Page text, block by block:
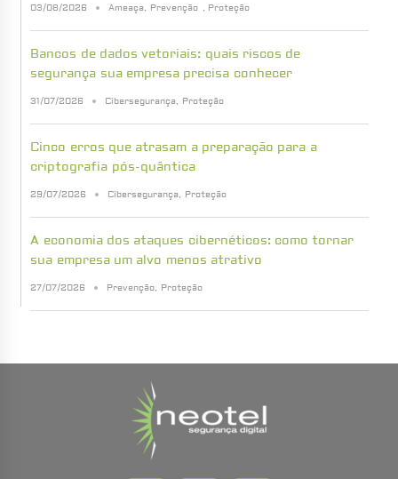
03/08/2026 Ameaça, Prevenção , Proteção
Bancos de dados vetoriais: quais riscos de
segurança sua empresa precisa conhecer
31/07/2026 Cibersegurança, Proteção
Cinco erros que atrasam a preparação para a
criptografia pós-quântica
29/07/2026 Cibersegurança, Proteção
A economia dos ataques cibernéticos: como tornar
sua empresa um alvo menos atrativo
27/07/2026 Prevenção, Proteção